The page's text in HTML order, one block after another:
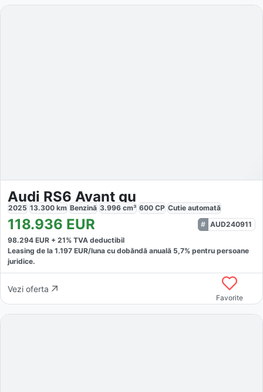
Audi RS6 Avant qu
2025 13.300 km Benzină 3.996 cm³ 600 CP Cutie automată
118.936 EUR
AUD240911
98.294 EUR + 21% TVA deductibil
Leasing de la 1.197 EUR/luna cu dobăndă anuală 5,7% pentru persoane
juridice.
Vezi oferta
Favorite